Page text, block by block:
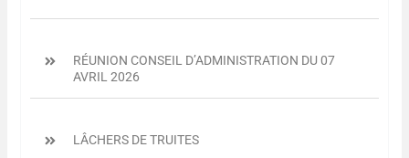
RÉUNION CONSEIL D’ADMINISTRATION DU 07
AVRIL 2026
LÂCHERS DE TRUITES